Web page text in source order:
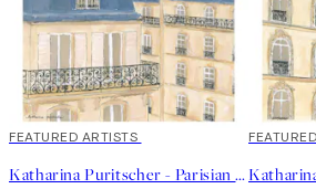
40%*
FEATURED ARTISTS
Katharina Puritscher - Parisian Sky Juliste
40%*